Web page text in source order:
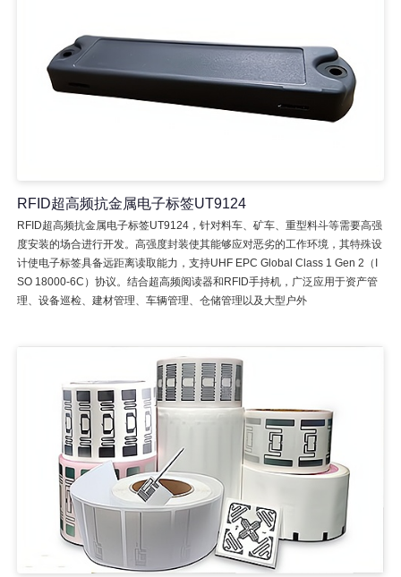
RFID超高频抗金属电子标签UT9124
RFID超高频抗金属电子标签UT9124，针对料车、矿车、重型料斗等需要高强
度安装的场合进行开发。高强度封装使其能够应对恶劣的工作环境，其特殊设
计使电子标签具备远距离读取能力，支持UHF EPC Global Class 1 Gen 2（I
SO 18000-6C）协议。结合超高频阅读器和RFID手持机，广泛应用于资产管
理、设备巡检、建材管理、车辆管理、仓储管理以及大型户外